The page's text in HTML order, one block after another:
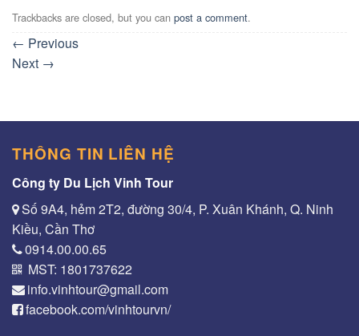
Trackbacks are closed, but you can post a comment.
← Previous
Next →
THÔNG TIN LIÊN HỆ
Công ty Du Lịch Vinh Tour
Số 9A4, hẻm 2T2, đường 30/4, P. Xuân Khánh, Q. Ninh
Kiều, Cần Thơ
0914.00.00.65
MST: 1801737622
info.vinhtour@gmail.com
facebook.com/vinhtourvn/